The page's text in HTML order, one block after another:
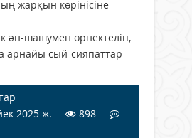
жарқын көрінісіне
ән-шашумен өрнектеліп,
арнайы сый-сияпаттар
2025 ж.
898